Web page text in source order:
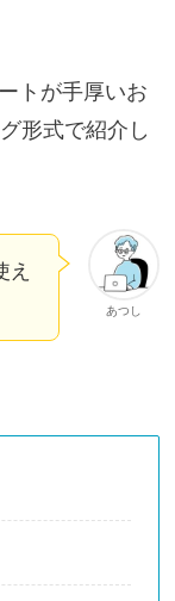
トが手厚いお
形式で紹介し
あつし
え